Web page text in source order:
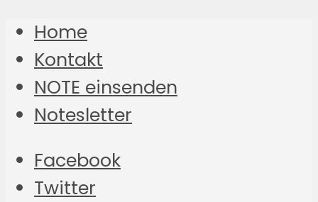
Home
Kontakt
NOTE einsenden
Notesletter
Facebook
Twitter